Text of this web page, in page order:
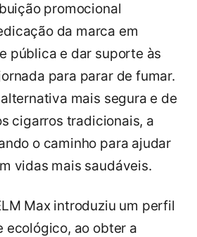
promocional
da marca em
pública e dar suporte às
para parar de fumar.
mais segura e de
cigarros tradicionais, a
o caminho para ajudar
vidas mais saudáveis.
Max introduziu um perfil
ecológico, ao obter a